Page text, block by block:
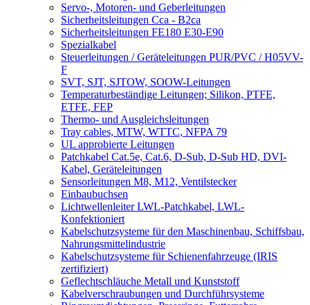
Servo-, Motoren- und Geberleitungen
Sicherheitsleitungen Cca - B2ca
Sicherheitsleitungen FE180 E30-E90
Spezialkabel
Steuerleitungen / Geräteleitungen PUR/PVC / H05VV-
F
SVT, SJT, SJTOW, SOOW-Leitungen
Temperaturbeständige Leitungen; Silikon, PTFE,
ETFE, FEP
Thermo- und Ausgleichsleitungen
Tray cables, MTW, WTTC, NFPA 79
UL approbierte Leitungen
Patchkabel Cat.5e, Cat.6, D-Sub, D-Sub HD, DVI-
Kabel, Geräteleitungen
Sensorleitungen M8, M12, Ventilstecker
Einbaubuchsen
Lichtwellenleiter LWL-Patchkabel, LWL-
Konfektioniert
Kabelschutzsysteme für den Maschinenbau, Schiffsbau,
Nahrungsmittelindustrie
Kabelschutzsysteme für Schienenfahrzeuge (IRIS
zertifiziert)
Geflechtschläuche Metall und Kunststoff
Kabelverschraubungen und Durchführsysteme